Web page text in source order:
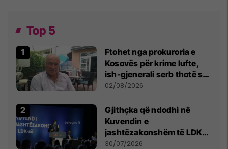
Top 5
Ftohet nga prokuroria e
Kosovës për krime lufte,
ish-gjenerali serb thotë se
dikush e tradhtoi në
02/08/2026
Gjithçka që ndodhi në
Kuvendin e
jashtëzakonshëm të LDK-
së
30/07/2026